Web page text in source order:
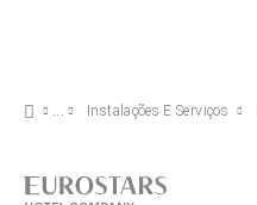
Instalações E Serviços